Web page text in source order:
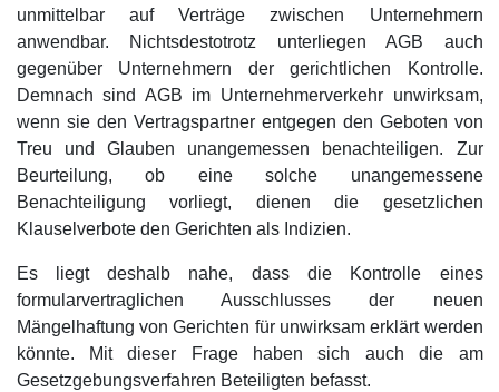
unmittelbar auf Verträge zwischen Unternehmern
anwendbar. Nichtsdestotrotz unterliegen AGB auch
gegenüber Unternehmern der gerichtlichen Kontrolle.
Demnach sind AGB im Unternehmerverkehr unwirksam,
wenn sie den Vertragspartner entgegen den Geboten von
Treu und Glauben unangemessen benachteiligen. Zur
Beurteilung, ob eine solche unangemessene
Benachteiligung vorliegt, dienen die gesetzlichen
Klauselverbote den Gerichten als Indizien.
Es liegt deshalb nahe, dass die Kontrolle eines
formularvertraglichen Ausschlusses der neuen
Mängelhaftung von Gerichten für unwirksam erklärt werden
könnte. Mit dieser Frage haben sich auch die am
Gesetzgebungsverfahren Beteiligten befasst.